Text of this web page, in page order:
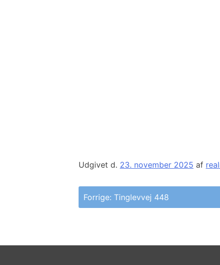
Udgivet d. 23. november 2025 af
Indlægsnavigation
Forrige: Tinglevvej 448